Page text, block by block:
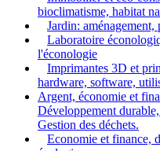
bioclimatisme, habitat
Jardin: aménagement,
Laboratoire
l'éconologie
Imprimantes 3D et
hardware, software,
Argent, économie et
Développement
Gestion des déchets.
Economie et finance,